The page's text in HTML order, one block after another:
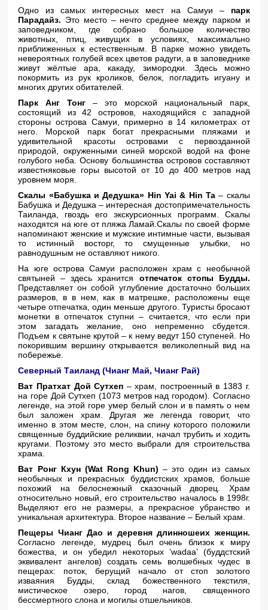
Одно из самых интересных мест на Самуи – парк
Парадайз. Это место – нечто среднее между парком и
заповедником, где собрано большое количество
животных, птиц, живущих в условиях, максимально
приближенных к естественным. В парке можно увидеть
невероятных голубей всех цветов радуги, а в заповеднике
живут жёлтые ара, какаду, зимородки. Здесь можно
покормить из рук кроликов, белок, погладить игуану и
многих других обитателей.
Парк Анг Тонг – это морской национальный парк,
состоящий из 42 островов, находящийся с западной
стороны острова Самуи, примерно в 14 километрах от
него. Морской парк богат прекрасными пляжами и
удивительной красоты островами с первозданной
природой, окруженными синей морской водой на фоне
голубого неба. Основу большинства островов составляют
известняковые горы высотой от 10 до 400 метров над
уровнем моря.
Скалы «Бабушка и Дедушка» Hin Yai & Hin Ta– скалы
Бабушка и Дедушка – интересная достопримечательность
Таиланда, гвоздь его экскурсионных программ. Скалы
находятся на юге от пляжа Ламай.Скалы по своей форме
напоминают женские и мужские интимные части, вызывая
то истинный восторг, то смущенные улыбки, но
равнодушным не оставляют никого.
На юге острова Самуи расположен храм с необычной
святыней – здесь хранится отпечаток стопы Будды.
Представляет он собой углубление достаточно больших
размеров, в в нем, как в матрешке, расположены еще
четыре отпечатка, один меньше другого. Туристы бросают
монетки в отпечаток ступни – считается, что если при
этом загадать желание, оно непременно сбудется.
Подъем к святыне крутой – к нему ведут 150 ступеней. Но
покорившим вершину открывается великолепный вид на
побережье.
Северный Таиланд (Чианг Май, Чианг Рай)
Ват Пратхат Дой Cутхеп – храм, построенный в 1383 г.
на горе Дой Cутхеп (1073 метров над городом). Согласно
легенде, на этой горе умер белый слон и в память о нем
был заложен храм. Другая же легенда говорит, что
именно в этом месте, слон, на спину которого положили
священные буддийские реликвии, начал трубить и ходить
кругами. Поэтому это место выбрали для строительства
храма.
Ват Ронг Кхун (Wat Rong Khun) – это один из самых
необычных и прекрасных буддистских храмов, больше
похожий на белоснежный сказочный дворец. Храм
относительно новый, его строительство началось в 1998г.
Выделяют его не размеры, а прекрасное убранство и
уникальная архитектура. Второе название – Белый храм.
Пещеры Чианг Дао и деревня длинношеих женщин.
Согласно легенде, мудрец был очень близок к миру
божества, и он убедил некоторых ‘wadaa’ (буддстский
эквивалент ангелов) создать семь волшебных чудес в
пещерах: поток, берущий начало от стоп золотого
изваяния Будды, склад божественного текстиля,
мистическое озеро, город нагов, священного
бессмертного слона и могилы отшельников.